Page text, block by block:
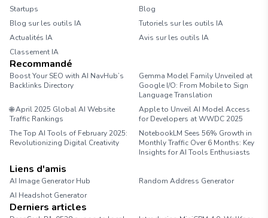
Startups
Blog
Blog sur les outils IA
Tutoriels sur les outils IA
Actualités IA
Avis sur les outils IA
Classement IA
Recommandé
Boost Your SEO with AI NavHub’s
Backlinks Directory
Gemma Model Family Unveiled at
Google I/O: From Mobile to Sign
Language Translation
🌐 April 2025 Global AI Website
Traffic Rankings
Apple to Unveil AI Model Access
for Developers at WWDC 2025
The Top AI Tools of February 2025:
Revolutionizing Digital Creativity
NotebookLM Sees 56% Growth in
Monthly Traffic Over 6 Months: Key
Insights for AI Tools Enthusiasts
Liens d'amis
AI Image Generator Hub
Random Address Generator
AI Headshot Generator
Derniers articles